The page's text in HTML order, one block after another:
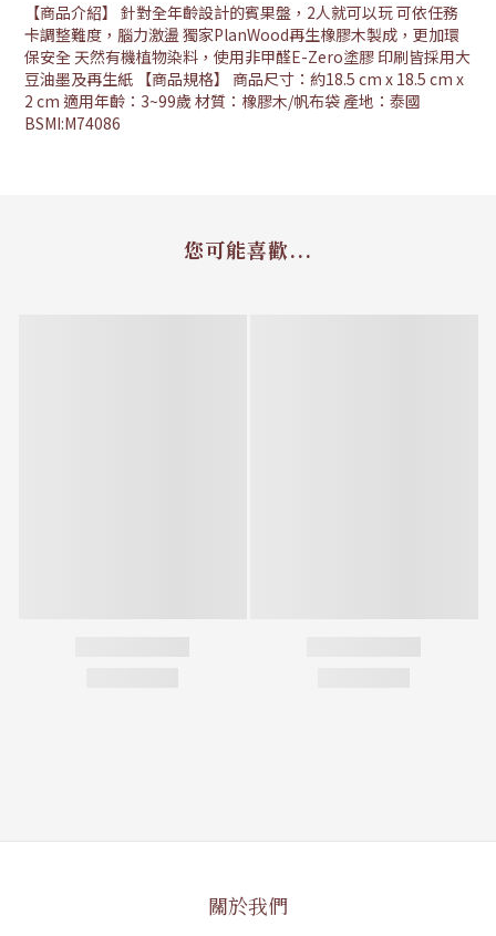
【商品介紹】 針對全年齡設計的賓果盤，2人就可以玩 可依任務
卡調整難度，腦力激盪 獨家PlanWood再生橡膠木製成，更加環
保安全 天然有機植物染料，使用非甲醛E-Zero塗膠 印刷皆採用大
豆油墨及再生紙 【商品規格】 商品尺寸：約18.5 cm x 18.5 cm x
2 cm 適用年齡：3~99歲 材質：橡膠木/帆布袋 產地：泰國
BSMI:M74086
您可能喜歡...
關於我們